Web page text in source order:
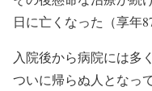
日に亡くなった（享年
入院後から病院には多
ついに帰らぬ人となっ